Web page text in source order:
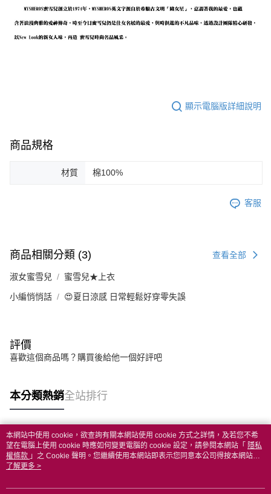
顯示電腦版詳細說明
商品規格
材質 棉100%
客服
商品相關分類 (3) 查看全部
淑女蜜雪兒 蜜雪兒★上衣
小編悄悄話 😍夏日涼感 日常輕鬆好穿零失誤
評價
喜歡這個商品嗎？購買後給他一個好評吧
本分類熱銷全站排行
熱門標籤
本網站中使用 cookie，欲查詢有關本網站使用 cookie 方式之詳情，及若您不希
望在電腦上使用 cookie 時應如何變更電腦的 cookie 設定，請參閱本網站「 隱私
權條款 」之 Cookie 聲明。您繼續使用本網站即表示您同意本公司得按本網站使
用條款之 Cookie 聲明使用 cookie。
了解更多 >